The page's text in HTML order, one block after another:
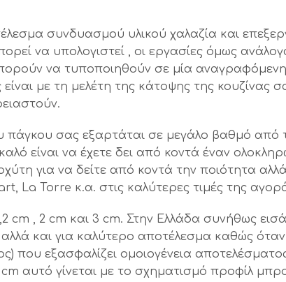
συνδυασμού υλικού χαλαζία και
να υπολογιστεί , οι εργασίες όμως
να τυποποιηθούν σε μία
με τη μελέτη της κάτοψης της κουζίνας
πάγκου σας εξαρτάται σε μεγάλο βαθμό από
καλό είναι να έχετε δει από κοντά έναν
για να δείτε από κοντά την ποιότητα
La Torre κ.α. στις καλύτερες τιμές της
cm , 2 cm και 3 cm. Στην Ελλάδα συνήθως
αλλά και για καλύτερο αποτέλεσμα καθώς
που εξασφαλίζει ομοιογένεια
αυτό γίνεται με το σχηματισμό προφίλ